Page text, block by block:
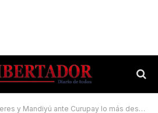
Mandiyú ante Curupay lo más destacado de la fecha